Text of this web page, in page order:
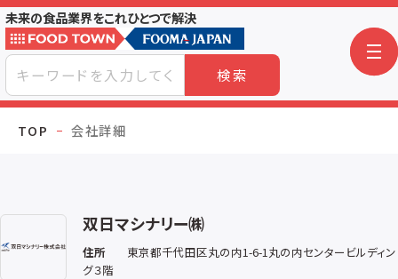
未来の食品業界をこれひとつで解決
検索
TOP 会社詳細
双日マシナリー㈱
住所
東京都千代田区丸の内1-6-1丸の内センタービルディン
グ３階